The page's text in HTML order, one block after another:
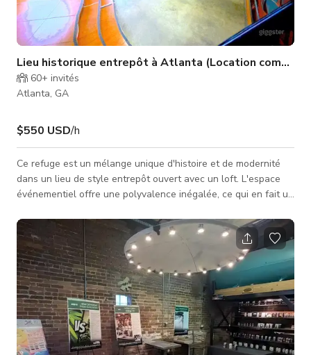
Lieu historique entrepôt à Atlanta (Location
60+ invités
Atlanta, GA
$550 USD/h
Ce refuge est un mélange unique d'histoire et de modernité
dans un lieu de style entrepôt ouvert avec un loft. L'espace
événementiel offre une polyvalence inégalée, ce qui en fait un
mariages élégants aux rassemblements d'entreprise
dynamiques et aux fêtes privées inoubliables. En tant que
décor pour Fast & Furious 7, l'espace possède une touche de
charme hollywoodien qui apporte excitation et caractère à
toute occasion. Ave